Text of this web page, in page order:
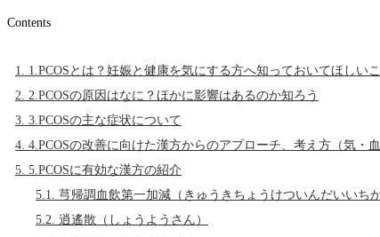
Contents
1. 1.PCOSとは？妊娠と健康を気にする方へ知っておいてほしい
2. 2.PCOSの原因はなに？ほかに影響はあるのか知ろう
3. 3.PCOSの主な症状について
4. 4.PCOSの改善に向けた漢方からのアプローチ、考え方（気・血
5. 5.PCOSに有効な漢方の紹介
5.1. 芎帰調血飲第一加減（きゅうきちょうけついんだいいちか
5.2. 逍遙散（しょうようさん）